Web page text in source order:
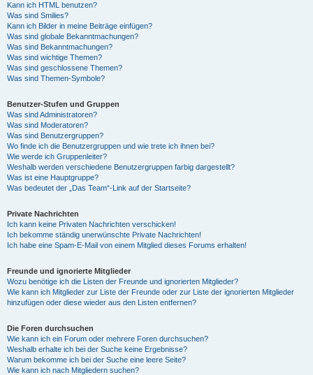
Kann ich HTML benutzen?
Was sind Smilies?
Kann ich Bilder in meine Beiträge einfügen?
Was sind globale Bekanntmachungen?
Was sind Bekanntmachungen?
Was sind wichtige Themen?
Was sind geschlossene Themen?
Was sind Themen-Symbole?
Benutzer-Stufen und Gruppen
Was sind Administratoren?
Was sind Moderatoren?
Was sind Benutzergruppen?
Wo finde ich die Benutzergruppen und wie trete ich ihnen bei?
Wie werde ich Gruppenleiter?
Weshalb werden verschiedene Benutzergruppen farbig dargestellt?
Was ist eine Hauptgruppe?
Was bedeutet der „Das Team“-Link auf der Startseite?
Private Nachrichten
Ich kann keine Privaten Nachrichten verschicken!
Ich bekomme ständig unerwünschte Private Nachrichten!
Ich habe eine Spam-E-Mail von einem Mitglied dieses Forums erhalten!
Freunde und ignorierte Mitglieder
Wozu benötige ich die Listen der Freunde und ignorierten Mitglieder?
Wie kann ich Mitglieder zur Liste der Freunde oder zur Liste der ignorierten Mitglieder
hinzufügen oder diese wieder aus den Listen entfernen?
Die Foren durchsuchen
Wie kann ich ein Forum oder mehrere Foren durchsuchen?
Weshalb erhalte ich bei der Suche keine Ergebnisse?
Warum bekomme ich bei der Suche eine leere Seite?
Wie kann ich nach Mitgliedern suchen?